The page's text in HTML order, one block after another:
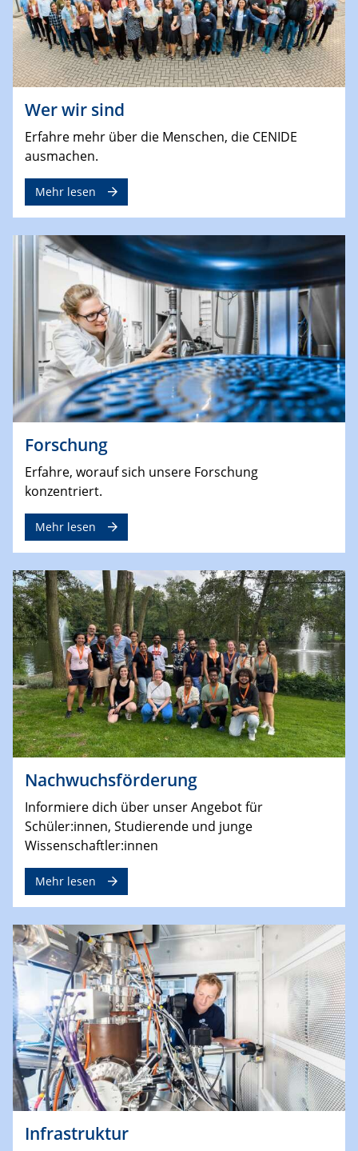
Wer wir sind
Erfahre mehr über die Menschen, die CENIDE
ausmachen.
Mehr lesen
Forschung
Erfahre, worauf sich unsere Forschung
konzentriert.
Mehr lesen
Nachwuchsförderung
Informiere dich über unser Angebot für
Schüler:innen, Studierende und junge
Wissenschaftler:innen
Mehr lesen
Infrastruktur